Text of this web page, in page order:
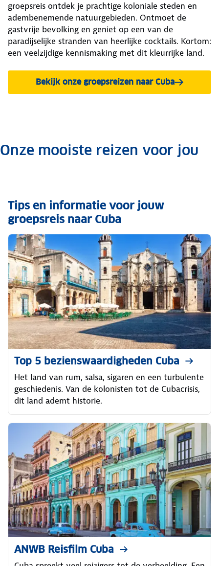
groepsreis ontdek je prachtige koloniale steden en
adembenemende natuurgebieden. Ontmoet de
gastvrije bevolking en geniet op een van de
paradijselijke stranden van heerlijke cocktails. Kortom:
een veelzijdige kennismaking met dit kleurrijke land.
Bekijk onze groepsreizen naar Cuba
.Onze mooiste reizen voor jou
Tips en informatie voor jouw
groepsreis naar Cuba
Top 5 bezienswaardigheden Cuba
Het land van rum, salsa, sigaren en een turbulente
geschiedenis. Van de kolonisten tot de Cubacrisis,
dit land ademt historie.
ANWB Reisfilm Cuba